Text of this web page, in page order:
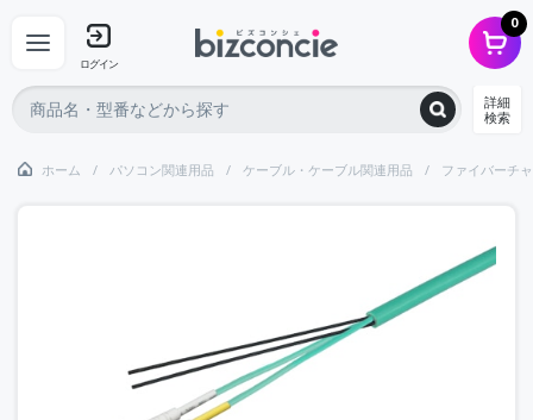
ログイン
0
詳細
検索
ホーム パソコン関連用品 ケーブル・ケーブル関連用品 ファイバーチ